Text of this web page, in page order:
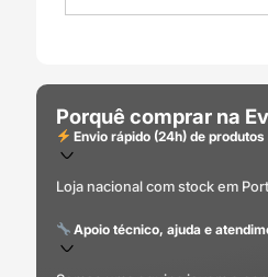
Porquê comprar na
Envio rápido (24h) de
Loja nacional com stock em
Apoio técnico, ajuda e